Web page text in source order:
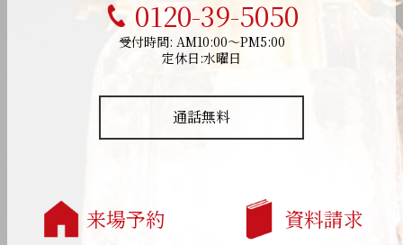
0120-39-5050
受付時間: AM10:00～PM5:00
定休日:水曜日
通話無料
来場予約 資料請求